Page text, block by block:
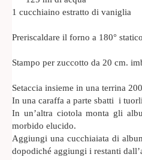
1 cucchiaino estratto di vaniglia
Preriscaldare il forno a 180° statico
Stampo per zuccotto da 20 cm.
Setaccia insieme in una terrina
In una caraffa a parte sbatti i
In un’altra ciotola monta gli
morbido elucido.
Aggiungi una cucchiaiata di
dopodiché aggiungi i restanti